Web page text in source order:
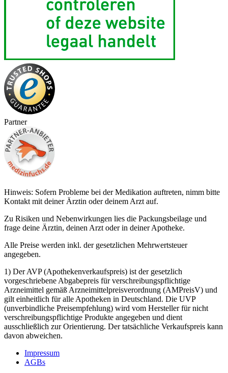
Partner
Hinweis: Sofern Probleme bei der Medikation auftreten, nimm bitte
Kontakt mit deiner Ärztin oder deinem Arzt auf.
Zu Risiken und Nebenwirkungen lies die Packungsbeilage und
frage deine Ärztin, deinen Arzt oder in deiner Apotheke.
Alle Preise werden inkl. der gesetzlichen Mehrwertsteuer
angegeben.
1) Der AVP (Apothekenverkaufspreis) ist der gesetzlich
vorgeschriebene Abgabepreis für verschreibungspflichtige
Arzneimittel gemäß Arzneimittelpreisverordnung (AMPreisV) und
gilt einheitlich für alle Apotheken in Deutschland. Die UVP
(unverbindliche Preisempfehlung) wird vom Hersteller für nicht
verschreibungspflichtige Produkte angegeben und dient
ausschließlich zur Orientierung. Der tatsächliche Verkaufspreis kann
davon abweichen.
Impressum
AGBs